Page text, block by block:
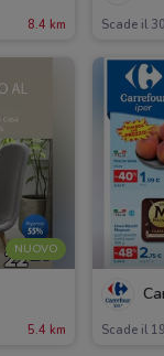
8.4 km Scade il
NUOVO
5.4 km Scade il